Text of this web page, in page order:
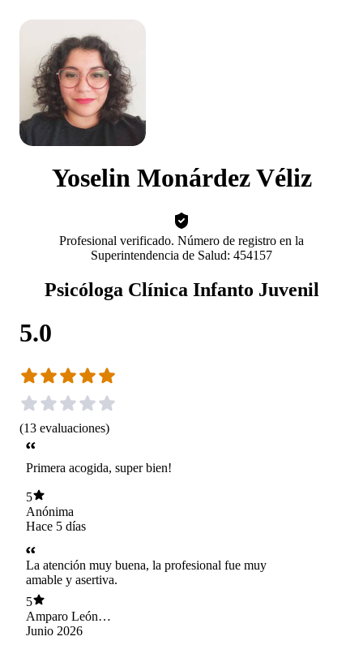
Yoselin Monárdez Véliz
Profesional verificado. Número de registro en la
Superintendencia de Salud: 454157
Psicóloga Clínica Infanto Juvenil
5.0
(13 evaluaciones)
Primera acogida, super bien!
5
Anónima
Hace 5 días
La atención muy buena, la profesional fue muy
amable y asertiva.
5
Amparo León
Verdejo
Junio 2026